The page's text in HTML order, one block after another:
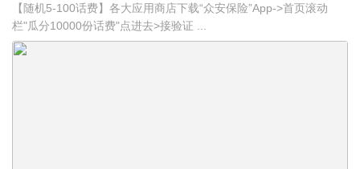
【随机5-100话费】各大应用商店下载“众安保险”App->首页滚动
栏"瓜分10000份话费"点进去>接验证 ...